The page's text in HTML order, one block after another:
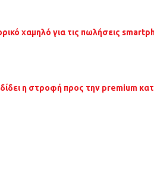
χαμηλό για τις πωλήσεις
η στροφή προς την premium